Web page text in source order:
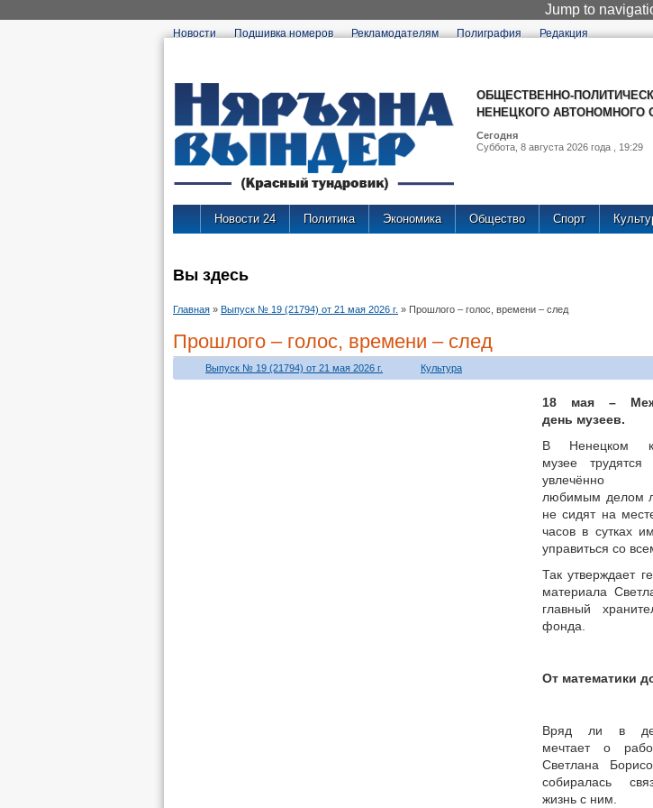
Jump to
Новости Подшивка номеров Рекламодателям Полиграфия Редакция
ОБЩЕСТВЕННО-
НЕНЕЦКОГО АВТОНОМНОГО
Сегодня
Суббота, 8 августа 2026 года , 19:29
Новости 24 Политика Экономика Общество Спорт
Вы здесь
Главная » Выпуск № 19 (21794) от 21 мая 2026 г. » Прошлого – голос, времени – след
Прошлого – голос, времени – след
Выпуск № 19 (21794) от 21 мая 2026 г. Культура
18 мая –
день музеев.
В Ненецком
музее трудятся
увлечённо
любимым делом
не сидят на
часов в сутках
управиться со
Так утверждает
материала
главный
фонда.
От математики
Вряд ли в
мечтает о
Светлана
собиралась
жизнь с ним.